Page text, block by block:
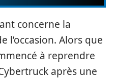
concerne la
l’occasion. Alors que
à reprendre
après une